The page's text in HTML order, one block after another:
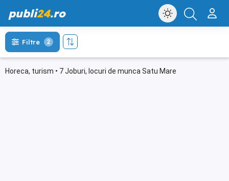
publi24.ro
Horeca, turism • 7 Joburi, locuri de munca Satu Mare
Filtre 2